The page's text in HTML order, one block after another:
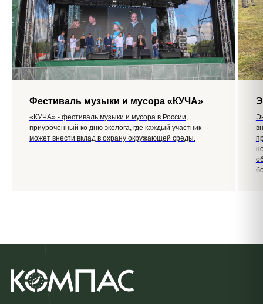
Фестиваль музыки и мусора «КУЧА»
«КУЧА» - фестиваль музыки и мусора в России,
приуроченный ко дню эколога, где каждый участник
может внести вклад в охрану окружающей среды.